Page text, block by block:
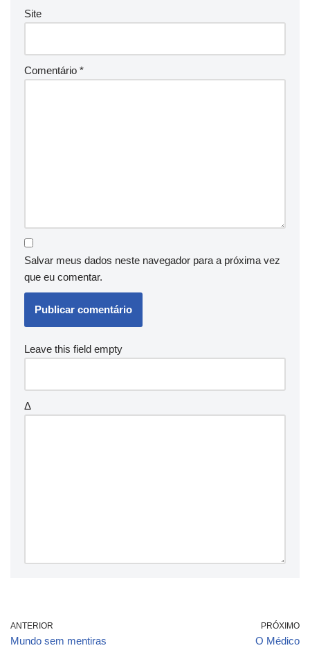
Site
Comentário *
Salvar meus dados neste navegador para a próxima vez
que eu comentar.
Leave this field empty
Δ
ANTERIOR
Mundo sem mentiras
PRÓXIMO
O Médico